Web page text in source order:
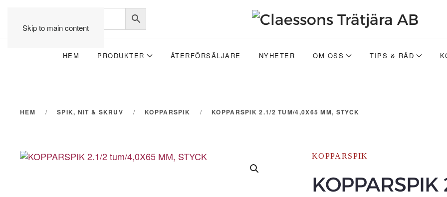
Skip to main content
HEM PRODUKTER ÅTERFÖRSÄLJARE NYHETER OM OSS TIPS & RÅD
HEM SPIK, NIT & SKRUV KOPPARSPIK KOPPARSPIK 2.1/2 TUM/4,0X65 MM, STYCK
KOPPARSPIK